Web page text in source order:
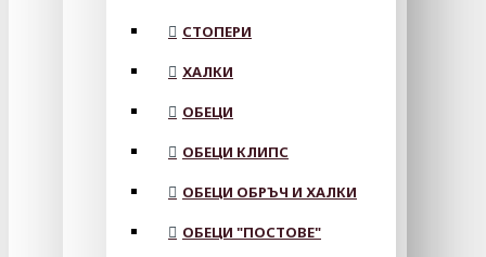
СТОПЕРИ
ХАЛКИ
ОБЕЦИ
ОБЕЦИ КЛИПС
ОБЕЦИ ОБРЪЧ И ХАЛКИ
ОБЕЦИ "ПОСТОВЕ"